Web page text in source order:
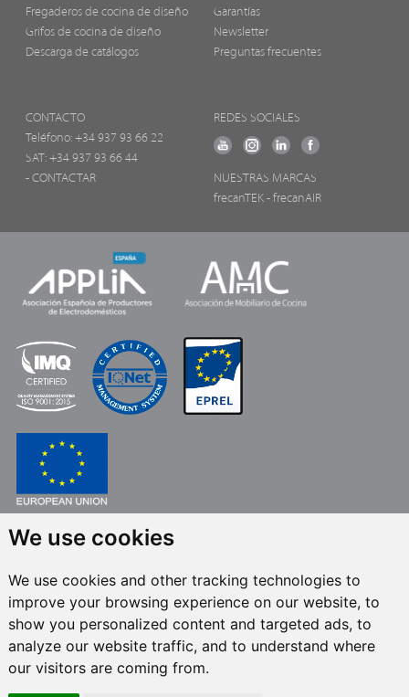
We use cookies
We use cookies and other tracking technologies to
improve your browsing experience on our website, to
show you personalized content and targeted ads, to
analyze our website traffic, and to understand where
our visitors are coming from.
Fregaderos de cocina de diseño
Grifos de cocina de diseño
Descarga de catálogos
Garantías
Newsletter
Preguntas frecuentes
CONTACTO
Teléfono: +34 937 93 66 22
SAT: +34 937 93 66 44
- CONTACTAR
REDES SOCIALES
NUESTRAS MARCAS
frecanTEK - frecanAIR
FONDO EUROPEO DE DESARROLLO REGIONAL
FRECAN S.L.U.en el marco del Programa ICEX Next, ha contado con el apoyo
de ICEX y con la cofinanciación del fondo europeo FEDER. La finalidad de
este apoyo es contribuir al desarrollo internacional de la empresa y de su
entorno.
Todos los derechos reservados © 2024 Frecan, S.L.U. -